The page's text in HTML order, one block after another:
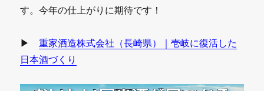
す。今年の仕上がりに期待です！
▶重家酒造株式会社（長崎県）｜壱岐に復活した
日本酒づくり